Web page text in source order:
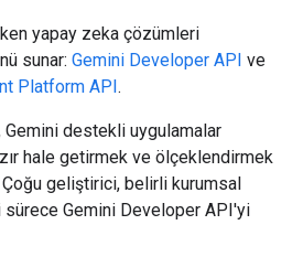
yapay zeka çözümleri
sunar: Gemini Developer API ve
Platform API.
destekli uygulamalar
hale getirmek ve ölçeklendirmek
Çoğu geliştirici, belirli kurumsal
Gemini Developer API'yi